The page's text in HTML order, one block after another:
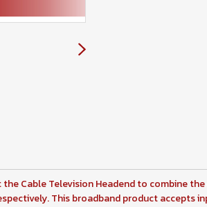
the Cable Television Headend to
This broadband product accepts